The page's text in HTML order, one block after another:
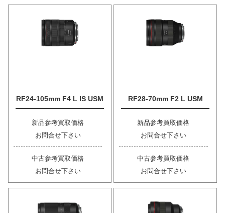
RF24-105mm F4 L IS USM
新品参考買取価格
お問合せ下さい
中古参考買取価格
お問合せ下さい
RF28-70mm F2 L USM
新品参考買取価格
お問合せ下さい
中古参考買取価格
お問合せ下さい